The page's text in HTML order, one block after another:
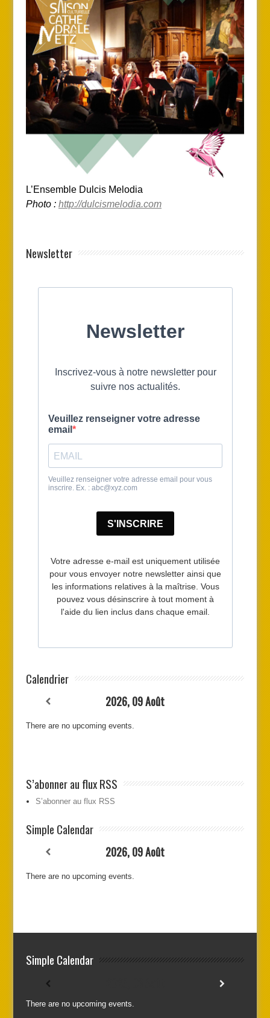
L’Ensemble Dulcis Melodia
Photo : http://dulcismelodia.com
Newsletter
Calendrier
2026, 09 Août
There are no upcoming events.
S’abonner au flux RSS
S’abonner au flux RSS
Simple Calendar
2026, 09 Août
There are no upcoming events.
Simple Calendar
There are no upcoming events.